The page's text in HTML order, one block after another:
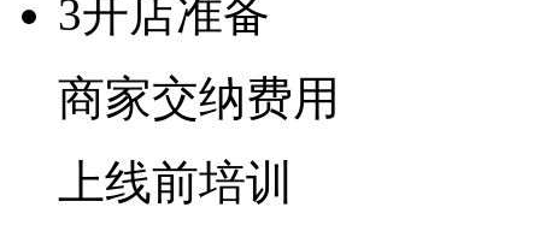
3开店准备
商家交纳费用
上线前培训